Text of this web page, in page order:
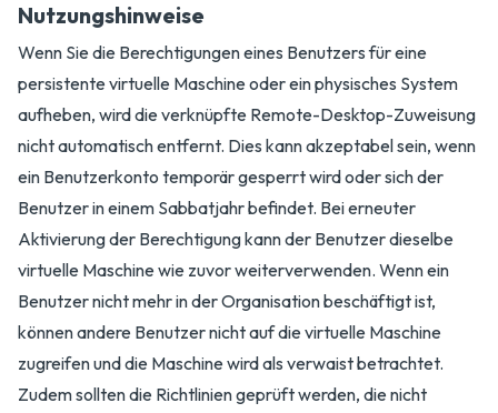
Nutzungshinweise
Wenn Sie die Berechtigungen eines Benutzers für eine
persistente virtuelle Maschine oder ein physisches System
aufheben, wird die verknüpfte Remote-Desktop-Zuweisung
nicht automatisch entfernt. Dies kann akzeptabel sein, wenn
ein Benutzerkonto temporär gesperrt wird oder sich der
Benutzer in einem Sabbatjahr befindet. Bei erneuter
Aktivierung der Berechtigung kann der Benutzer dieselbe
virtuelle Maschine wie zuvor weiterverwenden. Wenn ein
Benutzer nicht mehr in der Organisation beschäftigt ist,
können andere Benutzer nicht auf die virtuelle Maschine
zugreifen und die Maschine wird als verwaist betrachtet.
Zudem sollten die Richtlinien geprüft werden, die nicht